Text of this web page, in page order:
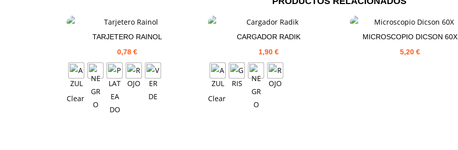
TARJETERO RAINOL
0,78 €
Clear
CARGADOR RADIK
1,90 €
Clear
MICROSCOPIO DICSON 60X
5,20€